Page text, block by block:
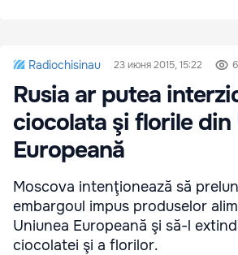
Radiochisinau 23 июня 2015, 15:22
Rusia ar putea
ciocolata şi florile din
Europeană
Moscova intenţionează să
embargoul impus produselor
Uniunea Europeană şi să-l
ciocolatei şi a florilor.